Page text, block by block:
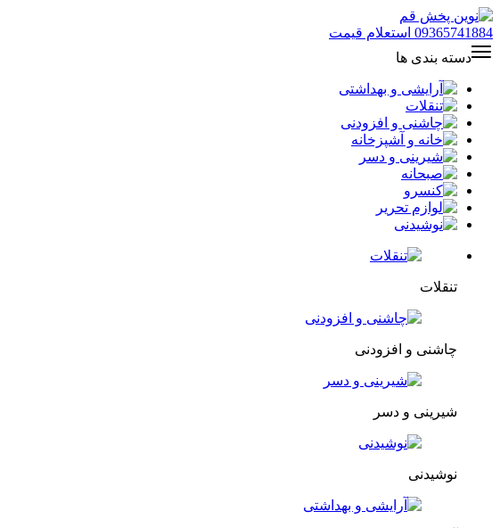
09365741884 استعلام قیمت
دسته بندی ها
تنقلات
چاشنی و افزودنی
شیرینی و دسر
نوشیدنی